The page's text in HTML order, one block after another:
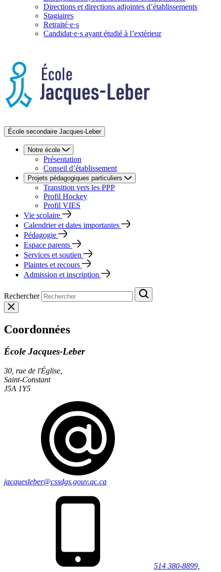
Directions et directions adjointes d’établissements
Stagiaires
Retraité·e·s
Candidat·e·s ayant étudié à l’extérieur
École secondaire Jacques-Leber
Notre école
Présentation
Conseil d’établissement
Projets pédagogiques particuliers
Transition vers les PPP
Profil Hockey
Profil VIES
Vie scolaire
Calendrier et dates importantes
Pédagogie
Espace parents
Services et soutien
Plaintes et recours
Admission et inscription
Rechercher
Coordonnées
École Jacques-Leber
30, rue de l'Église,
Saint-Constant
J5A 1Y5
jacquesleber@cssdgs.gouv.qc.ca
514 380-8899,